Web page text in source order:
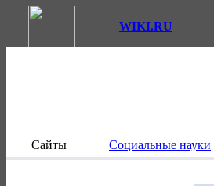
WIKI.RU
Сайты Социальные науки